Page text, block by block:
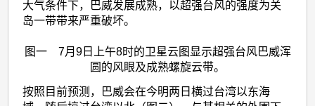
大气条件下，巴威发展成熟，以超强台风的强度为关
岛一带带来严重破坏。
图一 7月 9日上午8时的卫星云图显示超强台风巴威浑
圆的风眼及成熟螺旋云带。
按照目前预测，巴威会在今明两日横过台湾以东海